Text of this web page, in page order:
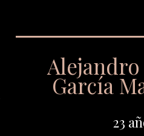
García
23